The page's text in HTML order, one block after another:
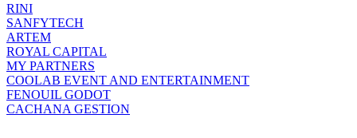
RINI
SANFYTECH
ARTEM
ROYAL CAPITAL
MY PARTNERS
COOLAB EVENT AND ENTERTAINMENT
FENOUIL GODOT
CACHANA GESTION